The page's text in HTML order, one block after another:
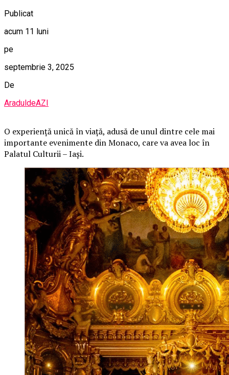
Publicat
acum 11 luni
pe
septembrie 3, 2025
De
AraduldeAZI
O experiență unică în viață, adusă de unul dintre cele mai
importante evenimente din Monaco, care va avea loc în
Palatul Culturii – Iași.